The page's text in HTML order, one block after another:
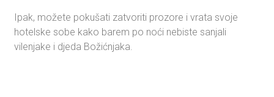
Ipak, možete pokušati zatvoriti prozore i vrata svoje
hotelske sobe kako barem po noći nebiste sanjali
vilenjake i djeda Božićnjaka.